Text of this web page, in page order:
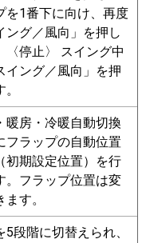
を1番下に向け、再度
ング／風向」を押し
〈停止〉 スイング中
イング／風向」を押
暖房・冷暖自動切換
フラップの自動位置
初期設定位置）を行
。フラップ位置は変
す。
5段階に切替えられ、